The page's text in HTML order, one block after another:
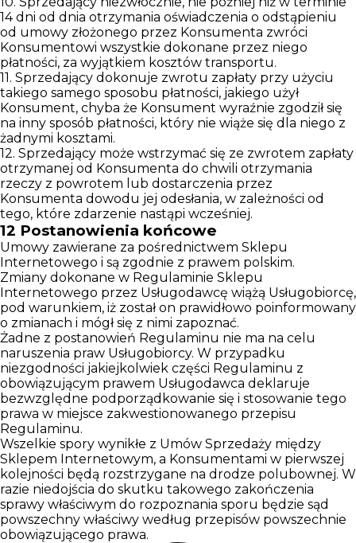
14 dni od dnia otrzymania oświadczenia o odstąpieniu
od umowy złożonego przez Konsumenta zwróci
Konsumentowi wszystkie dokonane przez niego
płatności, za wyjątkiem kosztów transportu.
11. Sprzedający dokonuje zwrotu zapłaty przy użyciu
takiego samego sposobu płatności, jakiego użył
Konsument, chyba że Konsument wyraźnie zgodził się
na inny sposób płatności, który nie wiąże się dla niego z
żadnymi kosztami.
12. Sprzedający może wstrzymać się ze zwrotem zapłaty
otrzymanej od Konsumenta do chwili otrzymania
rzeczy z powrotem lub dostarczenia przez
Konsumenta dowodu jej odesłania, w zależności od
tego, które zdarzenie nastąpi wcześniej.
12 Postanowienia końcowe
Umowy zawierane za pośrednictwem Sklepu
Internetowego i są zgodnie z prawem polskim.
Zmiany dokonane w Regulaminie Sklepu
Internetowego przez Usługodawcę wiążą Usługobiorcę,
pod warunkiem, iż został on prawidłowo poinformowany
o zmianach i mógł się z nimi zapoznać.
Żadne z postanowień Regulaminu nie ma na celu
naruszenia praw Usługobiorcy. W przypadku
niezgodności jakiejkolwiek części Regulaminu z
obowiązującym prawem Usługodawca deklaruje
bezwzględne podporządkowanie się i stosowanie tego
prawa w miejsce zakwestionowanego przepisu
Regulaminu.
Wszelkie spory wynikłe z Umów Sprzedaży między
Sklepem Internetowym, a Konsumentami w pierwszej
kolejności będą rozstrzygane na drodze polubownej. W
razie niedojścia do skutku takowego zakończenia
sprawy właściwym do rozpoznania sporu będzie sąd
powszechny właściwy według przepisów powszechnie
obowiązującego prawa.